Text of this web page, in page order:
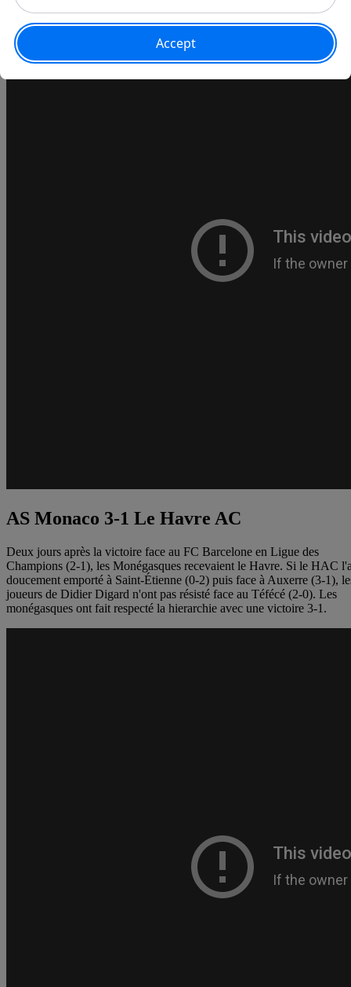
AS Monaco 3-1 Le Havre AC
Deux jours après la victoire face au FC Barcelone en Ligue des
Champions (2-1), les Monégasques recevaient le Havre. Si le HAC
doucement emporté à Saint-Étienne (0-2) puis face à Auxerre (3-1),
joueurs de Didier Digard n'ont pas résisté face au Téfécé (2-0). Les
monégasques ont fait respecté la hierarchie avec une victoire 3-1.